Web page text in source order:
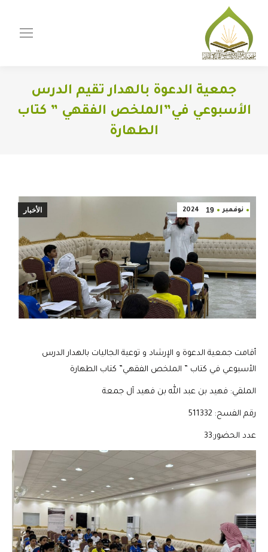
جمعية الدعوة بالهدار تقيم الدرس
الأسبوعي في”الملخص الفقهي ” كتاب
الطهارة
نوفمبر 19
2024 الأخبار
أقامت جمعية الدعوة و الإرشاد و توعية الجاليات بالهدار الدرس
الأسبوعي في كتاب ” الملخص الفقهي” كتاب الطهارة
الملقي: فهيد بن عبد الله بن فهيد آل جمعة
رقم الفسح: 511332
عدد الحضور:33